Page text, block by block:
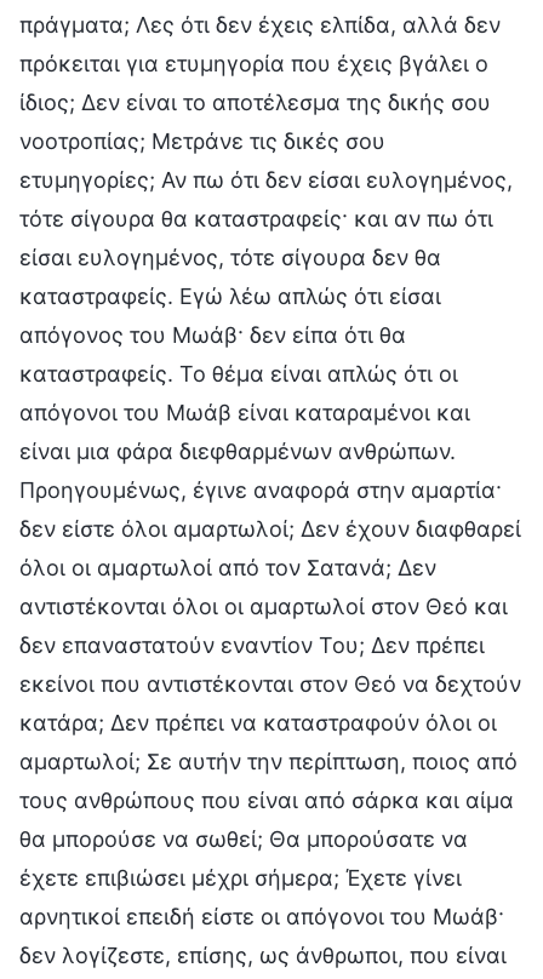
πράγματα; Λες ότι δεν έχεις ελπίδα, αλλά δεν
πρόκειται για ετυμηγορία που έχεις βγάλει ο
ίδιος; Δεν είναι το αποτέλεσμα της δικής σου
νοοτροπίας; Μετράνε τις δικές σου
ετυμηγορίες; Αν πω ότι δεν είσαι ευλογημένος,
τότε σίγουρα θα καταστραφείς· και αν πω ότι
είσαι ευλογημένος, τότε σίγουρα δεν θα
καταστραφείς. Εγώ λέω απλώς ότι είσαι
απόγονος του Μωάβ· δεν είπα ότι θα
καταστραφείς. Το θέμα είναι απλώς ότι οι
απόγονοι του Μωάβ είναι καταραμένοι και
είναι μια φάρα διεφθαρμένων ανθρώπων.
Προηγουμένως, έγινε αναφορά στην αμαρτία·
δεν είστε όλοι αμαρτωλοί; Δεν έχουν διαφθαρεί
όλοι οι αμαρτωλοί από τον Σατανά; Δεν
αντιστέκονται όλοι οι αμαρτωλοί στον Θεό και
δεν επαναστατούν εναντίον Του; Δεν πρέπει
εκείνοι που αντιστέκονται στον Θεό να δεχτούν
κατάρα; Δεν πρέπει να καταστραφούν όλοι οι
αμαρτωλοί; Σε αυτήν την περίπτωση, ποιος από
τους ανθρώπους που είναι από σάρκα και αίμα
θα μπορούσε να σωθεί; Θα μπορούσατε να
έχετε επιβιώσει μέχρι σήμερα; Έχετε γίνει
αρνητικοί επειδή είστε οι απόγονοι του Μωάβ·
δεν λογίζεστε, επίσης, ως άνθρωποι, που είναι